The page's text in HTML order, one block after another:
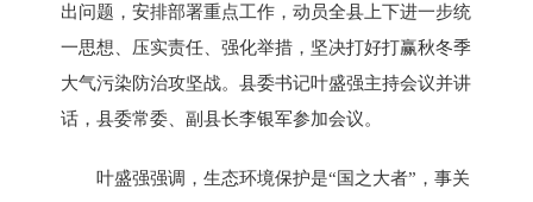
出问题，安排部署重点工作，动员全县上下进一步统
一思想、压实责任、强化举措，坚决打好打赢秋冬季
大气污染防治攻坚战。县委书记叶盛强主持会议并讲
话，县委常委、副县长李银军参加会议。
叶盛强强调，生态环境保护是“国之大者”，事关